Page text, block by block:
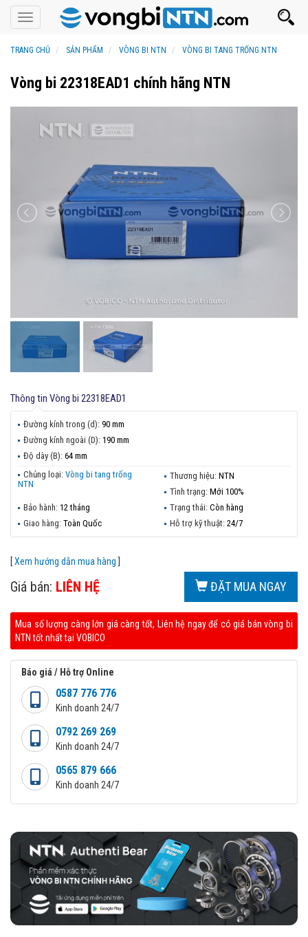
Toggle
navigation
TRANG CHỦ SẢN PHẨM VÒNG BI NTN VÒNG BI TANG TRỐNG NTN
Vòng bi 22318EAD1 chính hãng NTN
Thông tin Vòng bi 22318EAD1
Đường kính trong (d): 90 mm
Đường kính ngoài (D): 190 mm
Độ dày (B): 64 mm
Chủng loại: Vòng bi tang trống
NTN
Thương hiệu: NTN
Tình trạng: Mới 100%
Bảo hành: 12 tháng Trạng thái: Còn hàng
Giao hàng: Toàn Quốc Hỗ trợ kỹ thuật: 24/7
[Xem hướng dẫn mua hàng
Giá bán: LIÊN HỆ ĐẶT MUA NGAY
Mua số lượng càng lớn giá càng tốt, Liên hệ ngay để có giá bán vòng bi
NTN tốt nhất tại VOBICO
Báo giá / Hỗ trợ Online
0587 776 776
Kinh doanh 24/7
0792 269 269
Kinh doanh 24/7
0565 879 666
Kinh doanh 24/7